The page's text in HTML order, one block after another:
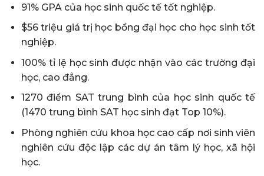
91% GPA của học sinh quốc tế tốt nghiệp.
$56 triệu giá trị học bổng đại học cho học sinh tốt
nghiệp.
100% tỉ lệ học sinh được nhận vào các trường đại
học, cao đẳng.
1270 điểm SAT trung bình của học sinh quốc tế
(1470 trung bình SAT học sinh đạt Top 10%).
Phòng nghiên cứu khoa học cao cấp nơi sinh viên
nghiên cứu độc lập các dự án tâm lý học, xã hội
học.